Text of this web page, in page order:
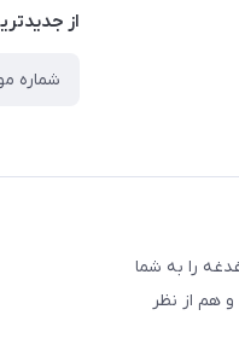
از
را به شما
هم از نظر